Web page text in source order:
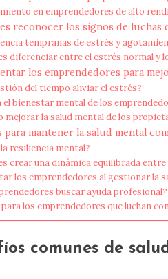
en emprendedores de alto
reconocer los signos de luchas
tempranas de estrés y
diferenciar entre el estrés normal y
los emprendedores para
del tiempo aliviar el estrés?
el bienestar mental de los
mejorar la salud mental de los
para mantener la salud mental
resiliencia mental?
crear una dinámica equilibrada
los emprendedores al gestionar la
buscar ayuda profesional?
los emprendedores que luchan
comunes de